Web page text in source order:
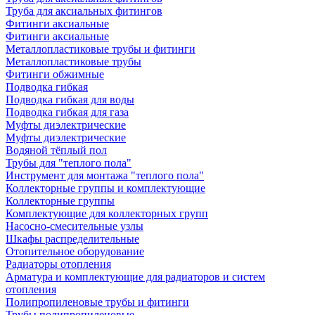
Труба для аксиальных фитингов
Фитинги аксиальные
Фитинги аксиальные
Металлопластиковые трубы и фитинги
Металлопластиковые трубы
Фитинги обжимные
Подводка гибкая
Подводка гибкая для воды
Подводка гибкая для газа
Муфты диэлектрические
Муфты диэлектрические
Водяной тёплый пол
Трубы для "теплого пола"
Инструмент для монтажа "теплого пола"
Коллекторные группы и комплектующие
Коллекторные группы
Комплектующие для коллекторных групп
Насосно-смесительные узлы
Шкафы распределительные
Отопительное оборудование
Радиаторы отопления
Арматура и комплектующие для радиаторов и систем
отопления
Полипропиленовые трубы и фитинги